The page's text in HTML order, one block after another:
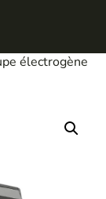
électrogène